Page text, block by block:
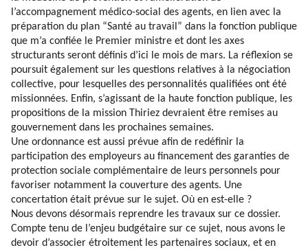
l’accompagnement médico-social des agents, en lien avec la
préparation du plan “Santé au travail” dans la fonction publique
que m’a confiée le Premier ministre et dont les axes
structurants seront définis d’ici le mois de mars. La réflexion se
poursuit également sur les questions relatives à la négociation
collective, pour lesquelles des personnalités qualifiées ont été
missionnées. Enfin, s’agissant de la haute fonction publique, les
propositions de la mission Thiriez devraient être remises au
gouvernement dans les prochaines semaines.
Une ordonnance est aussi prévue afin de redéfinir la
participation des employeurs au financement des garanties de
protection sociale complémentaire de leurs personnels pour
favoriser notamment la couverture des agents. Une
concertation était prévue sur le sujet. Où en est-elle ?
Nous devons désormais reprendre les travaux sur ce dossier.
Compte tenu de l’enjeu budgétaire sur ce sujet, nous avons le
devoir d’associer étroitement les partenaires sociaux, et en